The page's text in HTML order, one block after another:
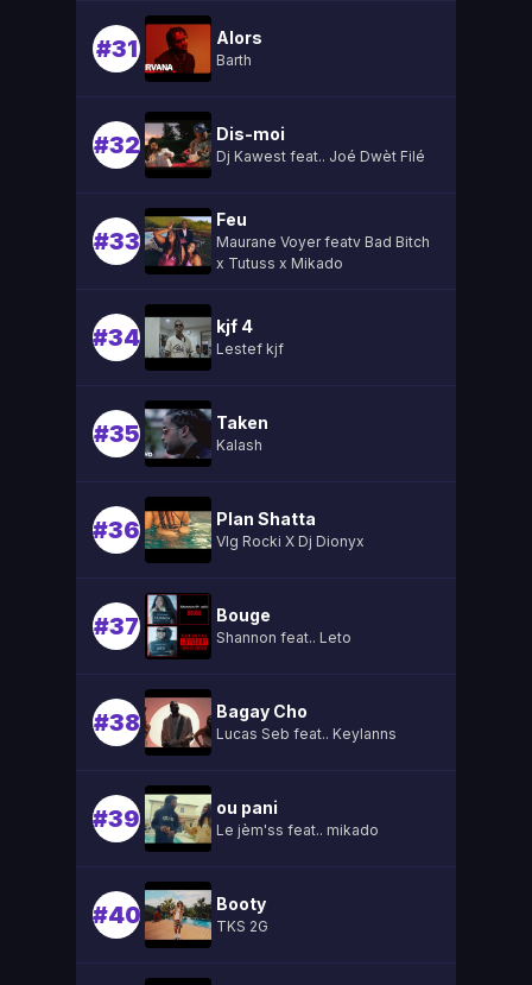
#31 Alors
Barth
#32 Dis-moi
Dj Kawest feat.. Joé Dwèt Filé
#33
Feu
Maurane Voyer featv Bad Bitch
x Tutuss x Mikado
#34 kjf 4
Lestef kjf
#35 Taken
Kalash
#36 Plan Shatta
Vlg Rocki X Dj Dionyx
#37 Bouge
Shannon feat.. Leto
#38 Bagay Cho
Lucas Seb feat.. Keylanns
#39 ou pani
Le jèm'ss feat.. mikado
#40 Booty
TKS 2G